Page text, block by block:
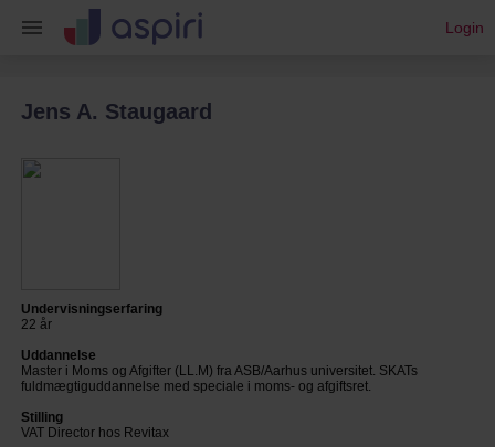
Login
Jens A. Staugaard
Undervisningserfaring
22 år
Uddannelse
Master i Moms og Afgifter (LL.M) fra ASB/Aarhus universitet. SKATs
fuldmægtiguddannelse med speciale i moms- og afgiftsret.
Stilling
VAT Director hos Revitax